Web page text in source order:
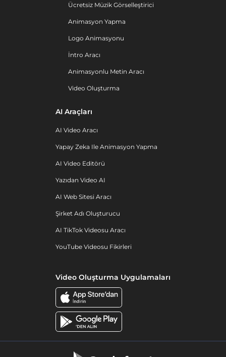
Ücretsiz Müzik Görselleştirici
Animasyon Yapma
Logo Animasyonu
İntro Aracı
Animasyonlu Metin Aracı
Video Oluşturma
AI Araçları
AI Video Aracı
Yapay Zeka Ile Animasyon Yapma
AI Video Editörü
Yazıdan Video AI
AI Web Sitesi Aracı
Şirket Adı Oluşturucu
AI TikTok Videosu Aracı
YouTube Videosu Fikirleri
Video Oluşturma Uygulamaları